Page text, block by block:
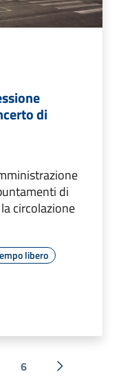
di
di
circolazione
libero
6 Successiva